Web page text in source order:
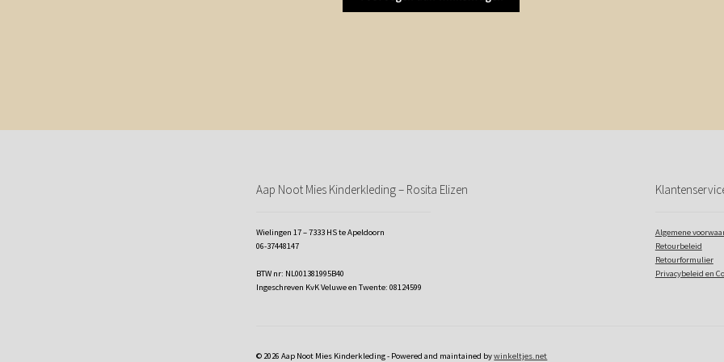
Aap Noot Mies Kinderkleding – Rosita Elizen
Wielingen 17 – 7333 HS te Apeldoorn
06-37448147
BTW nr: NL001381995B40
Ingeschreven KvK Veluwe en Twente: 08124599
Algemene
Retourbeleid
Retourformulier
Privacybeleid en
© 2026 Aap Noot Mies Kinderkleding - Powered and maintained bywinkeltjes.net